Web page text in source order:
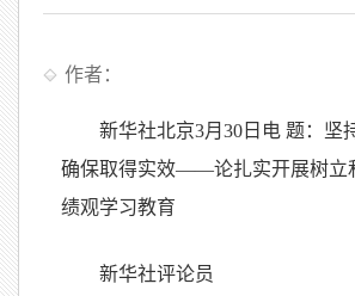
作者：
新华社北京3月30日电 题：坚持
确保取得实效——论扎实开展树立
绩观学习教育
新华社评论员